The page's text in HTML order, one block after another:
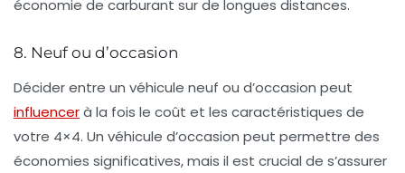
économie de carburant sur de longues distances.
8. Neuf ou d’occasion
Décider entre un véhicule neuf ou d’occasion peut
influencerà la fois le coût et les caractéristiques de
votre 4×4. Un véhicule d’occasion peut permettre des
économies significatives, mais il est crucial de s’assurer